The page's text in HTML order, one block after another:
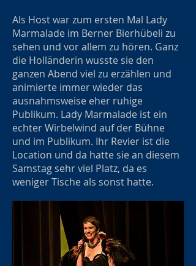
Als Host war zum ersten Mal Lady
Marmalade im Berner Bierhübeli zu
sehen und vor allem zu hören. Ganz
die Holländerin wusste sie den
ganzen Abend viel zu erzählen und
animierte immer wieder das
ausnahmsweise eher ruhige
Publikum. Lady Marmalade ist ein
echter Wirbelwind auf der Bühne
und im Publikum. Ihr Revier ist die
Location und da hatte sie an diesem
Samstag sehr viel Platz, da es
weniger Tische als sonst hatte.